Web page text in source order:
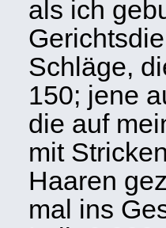
als ich
Schläge,
150; jene
die auf
mit
Haaren
mal ins